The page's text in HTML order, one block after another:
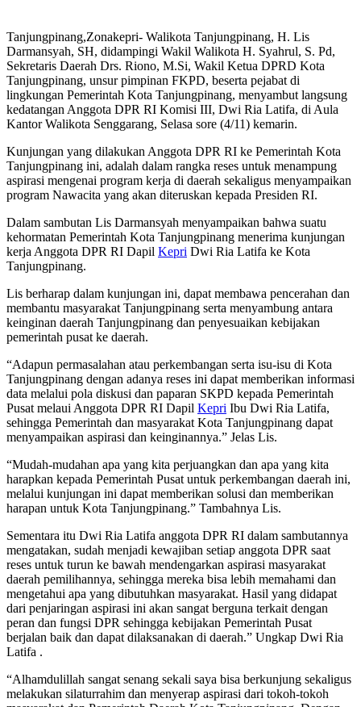
Tanjungpinang,Zonakepri- Walikota Tanjungpinang, H. Lis
Darmansyah, SH, didampingi Wakil Walikota H. Syahrul, S. Pd,
Sekretaris Daerah Drs. Riono, M.Si, Wakil Ketua DPRD Kota
Tanjungpinang, unsur pimpinan FKPD, beserta pejabat di
lingkungan Pemerintah Kota Tanjungpinang, menyambut langsung
kedatangan Anggota DPR RI Komisi III, Dwi Ria Latifa, di Aula
Kantor Walikota Senggarang, Selasa sore (4/11) kemarin.
Kunjungan yang dilakukan Anggota DPR RI ke Pemerintah Kota
Tanjungpinang ini, adalah dalam rangka reses untuk menampung
aspirasi mengenai program kerja di daerah sekaligus menyampaikan
program Nawacita yang akan diteruskan kepada Presiden RI.
Dalam sambutan Lis Darmansyah menyampaikan bahwa suatu
kehormatan Pemerintah Kota Tanjungpinang menerima kunjungan
kerja Anggota DPR RI Dapil Kepri Dwi Ria Latifa ke Kota
Tanjungpinang.
Lis berharap dalam kunjungan ini, dapat membawa pencerahan dan
membantu masyarakat Tanjungpinang serta menyambung antara
keinginan daerah Tanjungpinang dan penyesuaikan kebijakan
pemerintah pusat ke daerah.
“Adapun permasalahan atau perkembangan serta isu-isu di Kota
Tanjungpinang dengan adanya reses ini dapat memberikan informasi
data melalui pola diskusi dan paparan SKPD kepada Pemerintah
Pusat melaui Anggota DPR RI Dapil Kepri Ibu Dwi Ria Latifa,
sehingga Pemerintah dan masyarakat Kota Tanjungpinang dapat
menyampaikan aspirasi dan keinginannya.” Jelas Lis.
“Mudah-mudahan apa yang kita perjuangkan dan apa yang kita
harapkan kepada Pemerintah Pusat untuk perkembangan daerah ini,
melalui kunjungan ini dapat memberikan solusi dan memberikan
harapan untuk Kota Tanjungpinang.” Tambahnya Lis.
Sementara itu Dwi Ria Latifa anggota DPR RI dalam sambutannya
mengatakan, sudah menjadi kewajiban setiap anggota DPR saat
reses untuk turun ke bawah mendengarkan aspirasi masyarakat
daerah pemilihannya, sehingga mereka bisa lebih memahami dan
mengetahui apa yang dibutuhkan masyarakat. Hasil yang didapat
dari penjaringan aspirasi ini akan sangat berguna terkait dengan
peran dan fungsi DPR sehingga kebijakan Pemerintah Pusat
berjalan baik dan dapat dilaksanakan di daerah.” Ungkap Dwi Ria
Latifa .
“Alhamdulillah sangat senang sekali saya bisa berkunjung sekaligus
melakukan silaturrahim dan menyerap aspirasi dari tokoh-tokoh